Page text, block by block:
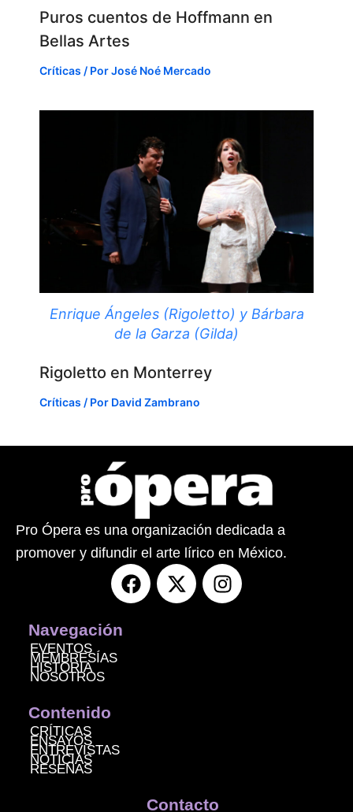
Puros cuentos de Hoffmann en
Bellas Artes
Críticas / PorJosé Noé Mercado
Enrique Ángeles (Rigoletto) y Bárbara
de la Garza (Gilda)
Rigoletto en Monterrey
Críticas / Por David Zambrano
Pro Ópera es una organización dedicada a
promover y difundir el arte lírico en México.
F
a
X
-
I
n
Navegación
EVENTOS
MEMBRESÍAS
HISTORIA
NOSOTROS
Contenido
CRÍTICAS
ENSAYOS
ENTREVISTAS
NOTICIAS
RESEÑAS
Contacto